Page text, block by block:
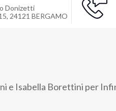
Donizetti
, 24121 BERGAMO
e Isabella Borettini per